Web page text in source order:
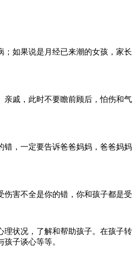
如果说是月经已来潮的女孩，家
戚，此时不要瞻前顾后，怕伤和
，一定要告诉爸爸妈妈，爸爸妈
害不全是你的错，你和孩子都是受
状况，了解和帮助孩子。在孩子
子谈心等等。